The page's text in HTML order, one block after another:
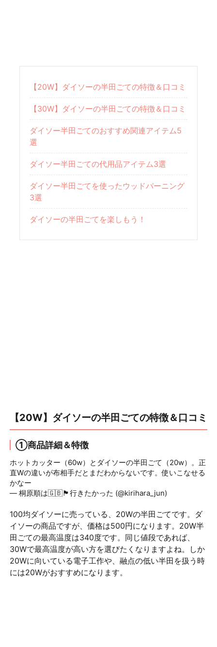
【20W】ダイソーの半田ごての特徴＆口コミ
【30W】ダイソーの半田ごての特徴＆口コミ
ダイソー半田ごてのおすすめ関連アイテム5
選
ダイソー半田ごての代用品アイテム3選
ダイソー半田ごてを使ったウッドバーニング
3選
ダイソーの半田ごてを楽しもう！
【20W】ダイソーの半田ごての特徴＆口コミ
①商品詳細＆特徴
ホットカッター（60w）とダイソーの半田ごて（20w）。正
直Wの違いが布相手だとまだわからないです。使いこなせる
かなー
— 桐原順は🇬🇧🏴󠁧󠁢󠁳󠁣󠁴󠁿行きたかった (@kirihara_jun)
100均ダイソーに売っている、20Wの半田ごてです。ダ
イソーの商品ですが、価格は500円になります。20W半
田ごての最高温度は340度です。同じ値段であれば、
30Wで最高温度が高い方を選びたくなりますよね。しか
20Wに向いている電子工作や、融点の低い半田を扱う時
には20Wがおすすめになります。